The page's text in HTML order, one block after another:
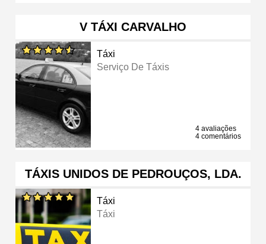
V TÁXI CARVALHO
Táxi
Serviço De Táxis
4 avaliações
4 comentários
TÁXIS UNIDOS DE PEDROUÇOS, LDA.
Táxi
Táxi